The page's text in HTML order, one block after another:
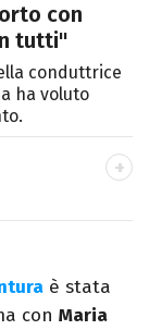
con
tutti"
conduttrice
ha voluto
SITO
Cinema e
la scrittura
è stata
con Maria